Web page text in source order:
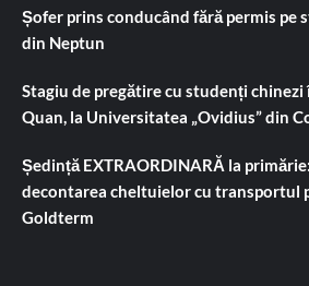
Șofer prins conducând fără permis pe
din Neptun
Stagiu de pregătire cu studenți chinezi
Quan, la Universitatea „Ovidius” din
Ședință EXTRAORDINARĂ la
decontarea cheltuielor cu transportul
Goldterm